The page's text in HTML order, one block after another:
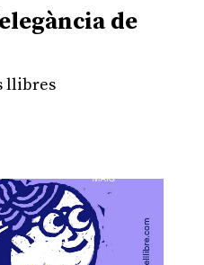
de
llibres